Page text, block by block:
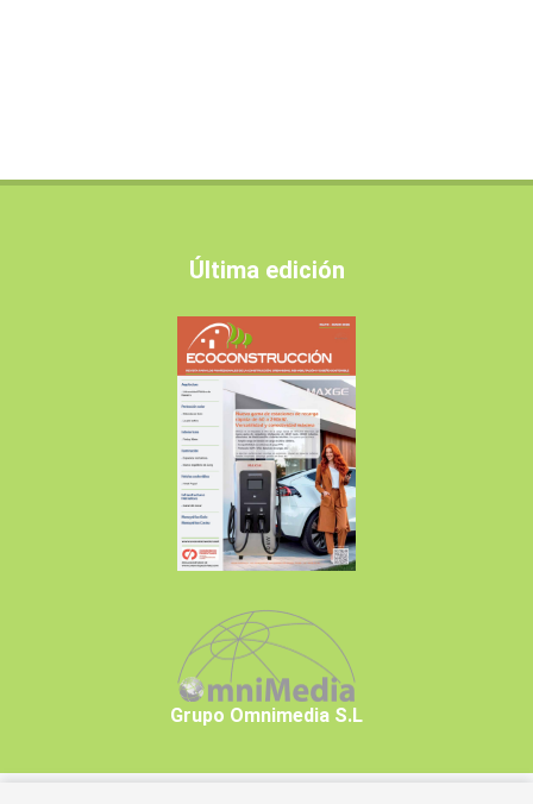
Última edición
Grupo Omnimedia S.L